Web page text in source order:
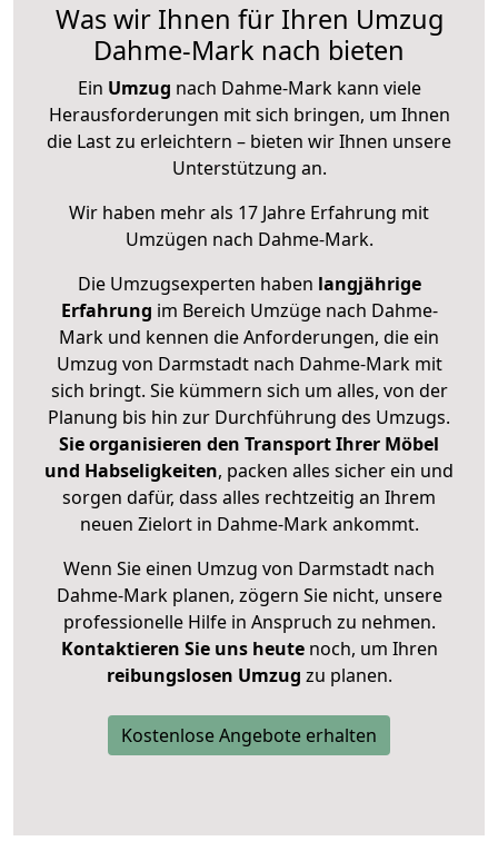
Was wir Ihnen für Ihren Umzug
Dahme-Mark nach bieten
Ein Umzug nach Dahme-Mark kann viele
Herausforderungen mit sich bringen, um Ihnen
die Last zu erleichtern – bieten wir Ihnen unsere
Unterstützung an.
Wir haben mehr als 17 Jahre Erfahrung mit
Umzügen nach Dahme-Mark.
Die Umzugsexperten haben langjährige
Erfahrung im Bereich Umzüge nach Dahme-
Mark und kennen die Anforderungen, die ein
Umzug von Darmstadt nach Dahme-Mark mit
sich bringt. Sie kümmern sich um alles, von der
Planung bis hin zur Durchführung des Umzugs.
Sie organisieren den Transport Ihrer Möbel
und Habseligkeiten, packen alles sicher ein und
sorgen dafür, dass alles rechtzeitig an Ihrem
neuen Zielort in Dahme-Mark ankommt.
Wenn Sie einen Umzug von Darmstadt nach
Dahme-Mark planen, zögern Sie nicht, unsere
professionelle Hilfe in Anspruch zu nehmen.
Kontaktieren Sie uns heutenoch, um Ihren
reibungslosen Umzug zu planen.
Kostenlose Angebote erhalten